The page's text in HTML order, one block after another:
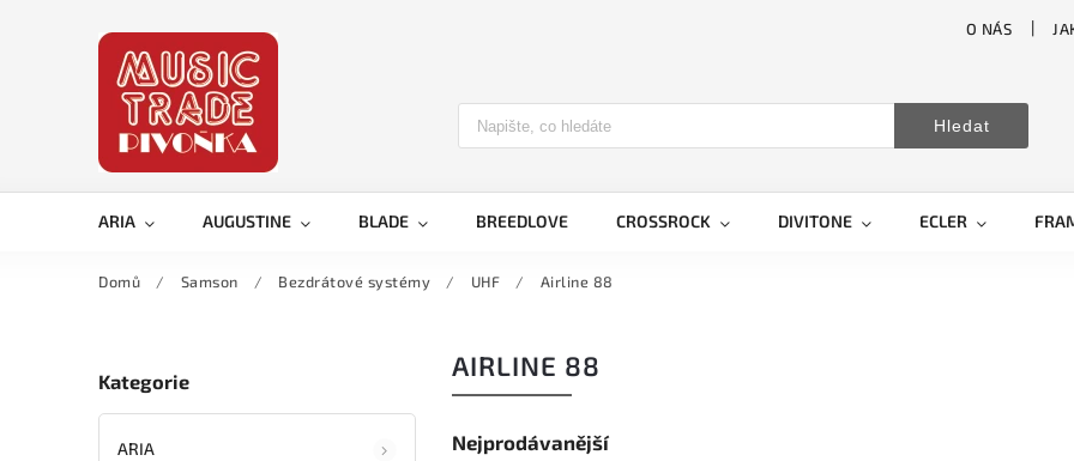
O NÁS
Hledat
ARIA AUGUSTINE BLADE BREEDLOVE CROSSROCK DIVITONE ECLER
Domů / Samson / Bezdrátové systémy / UHF / Airline 88
Kategorie
ARIA
AIRLINE 88
Nejprodávanější